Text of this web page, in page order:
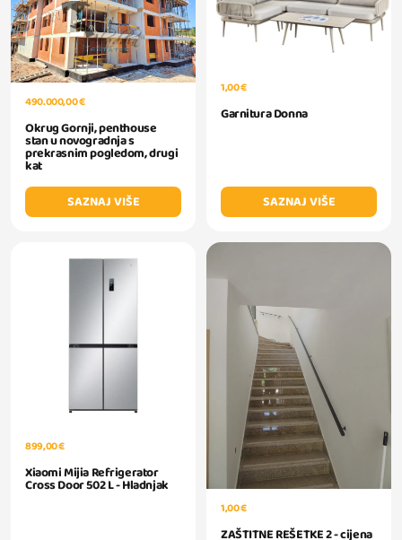
490.000,00 €
Okrug Gornji, penthouse
stan u novogradnja s
prekrasnim pogledom, drugi
kat
SAZNAJ VIŠE
1,00 €
Garnitura Donna
SAZNAJ VIŠE
899,00 €
Xiaomi Mijia Refrigerator
Cross Door 502 L - Hladnjak
1,00 €
ZAŠTITNE REŠETKE 2 - cijena